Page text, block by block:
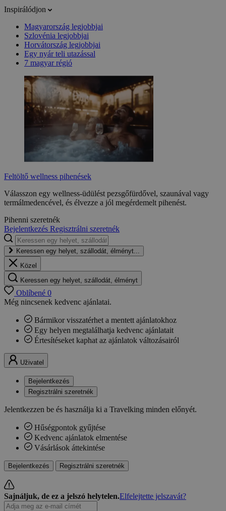
Inspirálódjon
Magyarország legjobbjai
Szlovénia legjobbjai
Horvátország legjobbjai
Egy nyár teli utazással
7 magyar régió
Feltöltő wellness pihenések
Válasszon egy wellness-üdülést pezsgőfürdővel, szaunával vagy
termálmedencével, és élvezze a jól megérdemelt pihenést.
Pihenni szeretnék
Bejelentkezés Regisztrálni szeretnék
Keressen egy helyet, szállodát, élményt...
Közel
Keressen egy helyet, szállodát, élményt
Oblíbené 0
Még nincsenek kedvenc ajánlatai.
Bármikor visszatérhet a mentett ajánlatokhoz
Egy helyen megtalálhatja kedvenc ajánlatait
Értesítéseket kaphat az ajánlatok változásairól
Uživatel
Bejelentkezés
Regisztrálni szeretnék
Jelentkezzen be és használja ki a Travelking minden előnyét.
Hűségpontok gyűjtése
Kedvenc ajánlatok elmentése
Vásárlások áttekintése
Bejelentkezés Regisztrálni szeretnék
Sajnáljuk, de ez a jelszó helytelen.Elfelejtette jelszavát?